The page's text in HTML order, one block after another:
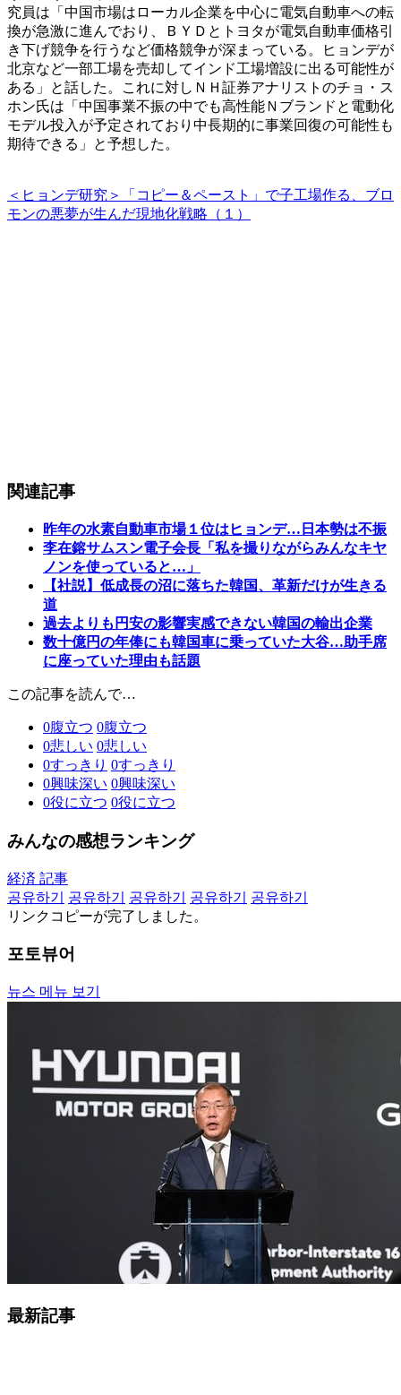
究員は「中国市場はローカル企業を中心に電気自動車への転
換が急激に進んでおり、ＢＹＤとトヨタが電気自動車価格引
き下げ競争を行うなど価格競争が深まっている。ヒョンデが
北京など一部工場を売却してインド工場増設に出る可能性が
ある」と話した。これに対しＮＨ証券アナリストのチョ・ス
ホン氏は「中国事業不振の中でも高性能Ｎブランドと電動化
モデル投入が予定されており中長期的に事業回復の可能性も
期待できる」と予想した。
＜ヒョンデ研究＞「コピー＆ペースト」で子工場作る、ブロ
モンの悪夢が生んだ現地化戦略（１）
関連記事
昨年の水素自動車市場１位はヒョンデ…日本勢は不振
李在鎔サムスン電子会長「私を撮りながらみんなキヤ
ノンを使っていると…」
【社説】低成長の沼に落ちた韓国、革新だけが生きる
道
過去よりも円安の影響実感できない韓国の輸出企業
数十億円の年俸にも韓国車に乗っていた大谷…助手席
に座っていた理由も話題
この記事を読んで…
0腹立つ 0腹立つ
0悲しい 0悲しい
0すっきり 0すっきり
0興味深い 0興味深い
0役に立つ 0役に立つ
みんなの感想ランキング
経済 記事
공유하기
공유하기 공유하기 공유하기
공유하기
リンクコピーが完了しました。
포토뷰어
뉴스 메뉴 보기
最新記事